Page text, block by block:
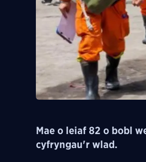
Mae o leiaf 82 o bobl
cyfryngau'r wlad.